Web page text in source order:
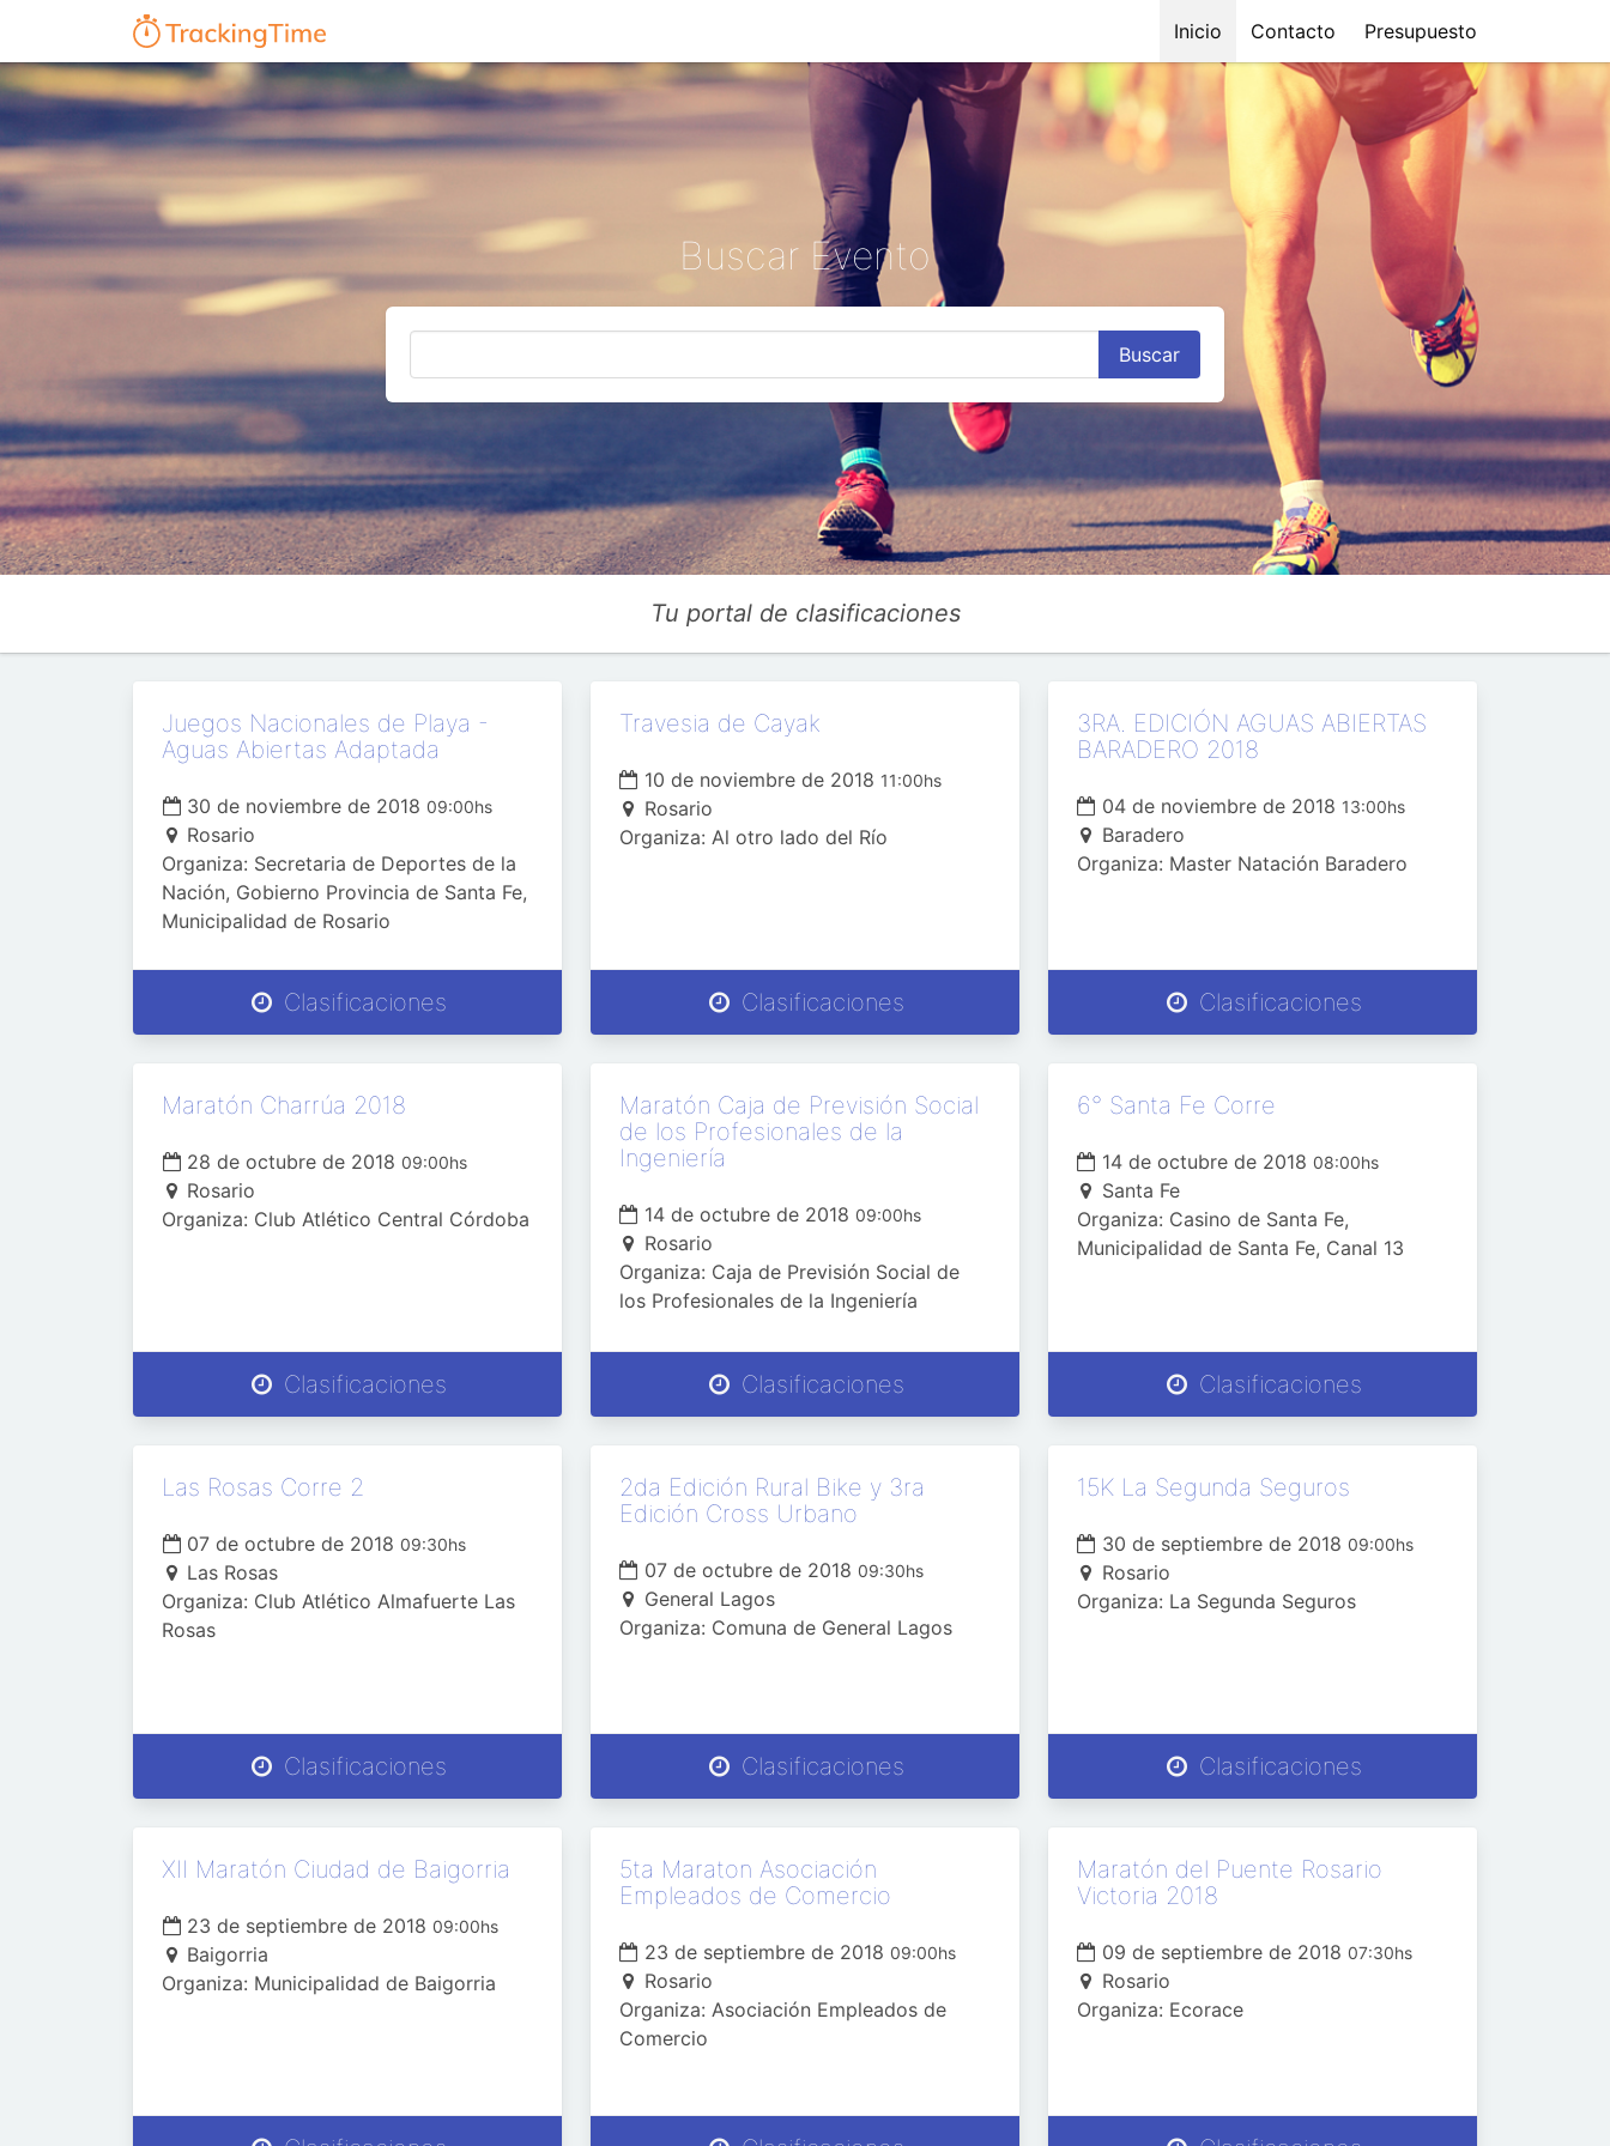
Inicio Contacto Presupuesto
Buscar Evento
Buscar
Tu portal de clasificaciones
Juegos Nacionales de Playa -
Aguas Abiertas Adaptada
30 de noviembre de 2018 09:00hs
Rosario
Organiza: Secretaria de Deportes de la
Nación, Gobierno Provincia de Santa Fe,
Municipalidad de Rosario
Clasificaciones
Travesia de Cayak
10 de noviembre de 2018 11:00hs
Rosario
Organiza: Al otro lado del Río
Clasificaciones
3RA. EDICIÓN AGUAS ABIERTAS
BARADERO 2018
04 de noviembre de 2018 13:00hs
Baradero
Organiza: Master Natación Baradero
Clasificaciones
Maratón Charrúa 2018
28 de octubre de 2018 09:00hs
Rosario
Organiza: Club Atlético Central Córdoba
Clasificaciones
Maratón Caja de Previsión Social
de los Profesionales de la
Ingeniería
14 de octubre de 2018 09:00hs
Rosario
Organiza: Caja de Previsión Social de
los Profesionales de la Ingeniería
Clasificaciones
6° Santa Fe Corre
14 de octubre de 2018 08:00hs
Santa Fe
Organiza: Casino de Santa Fe,
Municipalidad de Santa Fe, Canal 13
Clasificaciones
Las Rosas Corre 2
07 de octubre de 2018 09:30hs
Las Rosas
Organiza: Club Atlético Almafuerte Las
Rosas
Clasificaciones
2da Edición Rural Bike y 3ra
Edición Cross Urbano
07 de octubre de 2018 09:30hs
General Lagos
Organiza: Comuna de General Lagos
Clasificaciones
15K La Segunda Seguros
30 de septiembre de 2018 09:00hs
Rosario
Organiza: La Segunda Seguros
Clasificaciones
XII Maratón Ciudad de Baigorria
23 de septiembre de 2018 09:00hs
Baigorria
Organiza: Municipalidad de Baigorria
5ta Maraton Asociación
Empleados de Comercio
23 de septiembre de 2018 09:00hs
Rosario
Organiza: Asociación Empleados de
Comercio
Maratón del Puente Rosario
Victoria 2018
09 de septiembre de 2018 07:30hs
Rosario
Organiza: Ecorace